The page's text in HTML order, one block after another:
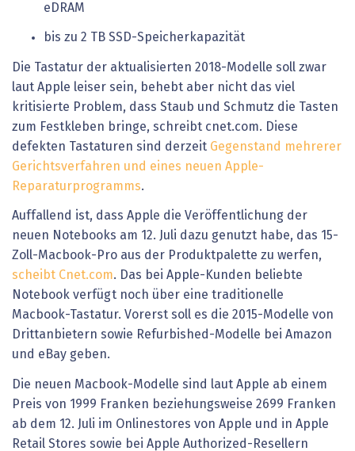
eDRAM
bis zu 2 TB SSD-Speicherkapazität
Die Tastatur der aktualisierten 2018-Modelle soll zwar
laut Apple leiser sein, behebt aber nicht das viel
kritisierte Problem, dass Staub und Schmutz die Tasten
zum Festkleben bringe, schreibt cnet.com. Diese
defekten Tastaturen sind derzeit Gegenstand mehrerer
Gerichtsverfahren und eines neuen Apple-
Reparaturprogramms.
Auffallend ist, dass Apple die Veröffentlichung der
neuen Notebooks am 12. Juli dazu genutzt habe, das 15-
Zoll-Macbook-Pro aus der Produktpalette zu werfen,
scheibt Cnet.com. Das bei Apple-Kunden beliebte
Notebook verfügt noch über eine traditionelle
Macbook-Tastatur. Vorerst soll es die 2015-Modelle von
Drittanbietern sowie Refurbished-Modelle bei Amazon
und eBay geben.
Die neuen Macbook-Modelle sind laut Apple ab einem
Preis von 1999 Franken beziehungsweise 2699 Franken
ab dem 12. Juli im Onlinestores von Apple und in Apple
Retail Stores sowie bei Apple Authorized-Resellern